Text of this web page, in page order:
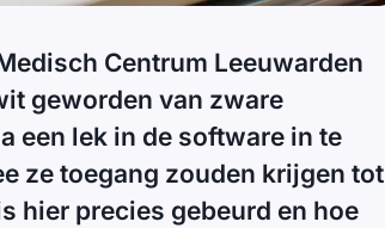
Centrum Leeuwarden
geworden van zware
een lek in de software in te
ze toegang zouden krijgen tot
hier precies gebeurd en hoe